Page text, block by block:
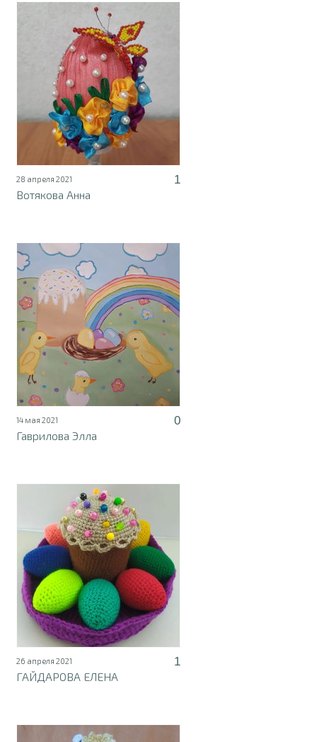
28 апреля 2021
1
Вотякова Анна
14 мая 2021
0
Гаврилова Элла
26 апреля 2021
1
ГАЙДАРОВА ЕЛЕНА